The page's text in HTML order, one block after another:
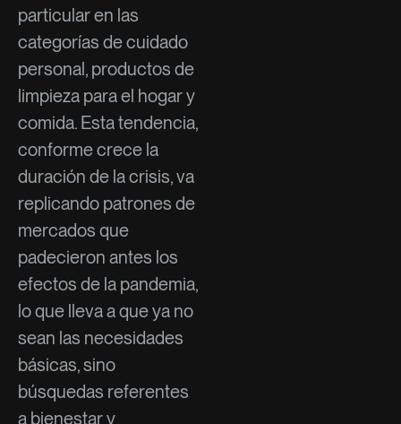
particular en las
categorías de cuidado
personal, productos de
limpieza para el hogar y
comida. Esta tendencia,
conforme crece la
duración de la crisis, va
replicando patrones de
mercados que
padecieron antes los
efectos de la pandemia,
lo que lleva a que ya no
sean las necesidades
básicas, sino
búsquedas referentes
a bienestar y